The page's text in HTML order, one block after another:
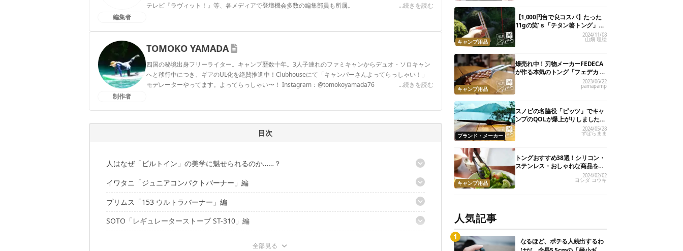
編集者
テレビ『ラヴィット！』等、各メディアで登壇機会多数の編集部員も所属。
...続きを読む
制作者
TOMOKO YAMADA
四国の秘境出身フリーライター。キャンプ歴数十年。3人子連れのファミキャンからデュオ・ソロキャン
へと移行中につき、ギアのUL化を絶賛推進中！Clubhouseにて「キャンパーさんよってらっしゃい！」
モデレーターやってます。よってらっしゃい〜！ Instagram：@tomokoyamada76
...続きを読む
目次
人はなぜ「ビルトイン」の美学に魅せられるのか……？
使い勝手が格段にUP
イワタニ「ジュニアコンパクトバーナー」編
オービル「プレートテーブル」+「マルチガーデンテーブル」
プリムス「153 ウルトラバーナー」編
ベルン「キャニスターユニット」＋「マエストロ」
SOTO「レギュレーターストーブ ST-310」編
1. ブラックデザイン「BXプレート」+「日和」「葉月」
キャンプ用品
【1,000円台で良コスパ】たった
11gの笑’ｓ「チタン箸トング」
が、キャンプ飯のストレスを解消
2024/11/08
山畑 理絵
キャンプ用品
爆売れ中！刃物メーカーFEDECA
が作る本気のトング「フェデカ ク
レバートング」【私的神アイテ
2023/06/22
pamapamp
ブランド・メーカー
スノピの名脇役「ピッツ」でキャ
ンプのQOLが爆上がりしました
【私的神アイテム】
2024/05/28
ずぼらまま
キャンプ用品
トングおすすめ38選！シリコン・
ステンレス・おしゃれな商品を紹
介
2024/02/02
ヨシダ コウキ
人気記事
なるほど、ポチる人続出するわ